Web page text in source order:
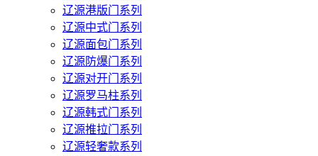
辽源港版门系列
辽源中式门系列
辽源面包门系列
辽源防爆门系列
辽源对开门系列
辽源罗马柱系列
辽源韩式门系列
辽源推拉门系列
辽源轻奢款系列